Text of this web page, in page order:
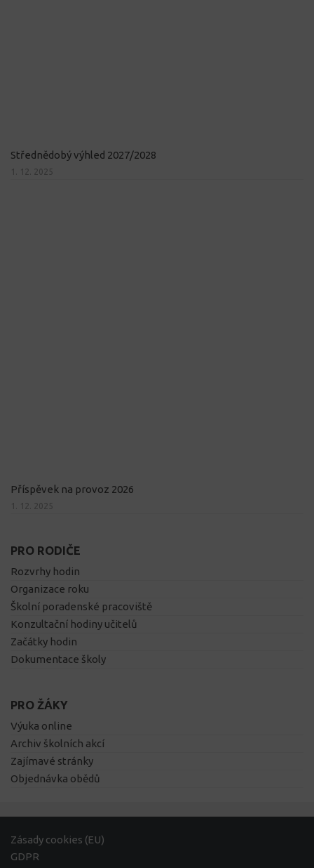
Střednědobý výhled 2027/2028
1. 12. 2025
Příspěvek na provoz 2026
1. 12. 2025
PRO RODIČE
Rozvrhy hodin
Organizace roku
Školní poradenské pracoviště
Konzultační hodiny učitelů
Začátky hodin
Dokumentace školy
PRO ŽÁKY
Výuka online
Archiv školních akcí
Zajímavé stránky
Objednávka obědů
Zásady cookies (EU)
GDPR